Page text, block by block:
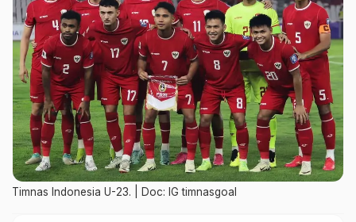
Timnas Indonesia U-23. | Doc: IG timnasgoal